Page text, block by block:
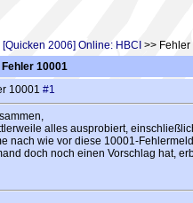
[Quicken 2006] Online: HBCI >>
10001
10001 #1
alles ausprobiert,
nach wie vor diese 10001-
doch noch einen Vorschlag hat,